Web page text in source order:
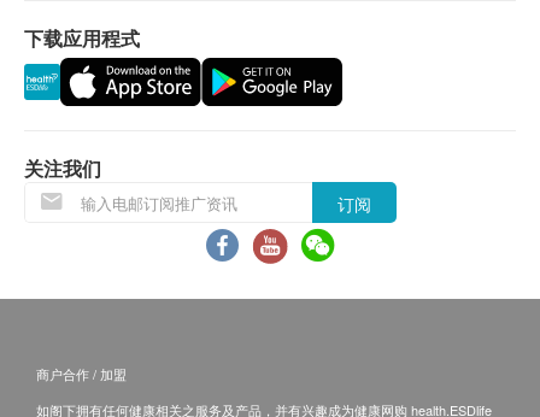
格的医生，作出诊断及治疗。
本服务/产品由商户提供。生活易【健康网购
health.ESDlife】并没有经营或提供本服务/产品。有关
此服务/产品的错漏或延误，或因使用此服务/产品而引
health.ESDlife概不负责。一切有关的索偿或查询，须
向提供服务之体检中心或商户提出。
下载应用程式
关注我们
订阅
商户合作 / 加盟
如阁下拥有任何健康相关之服务及产品，并有兴趣成为健康网购 health.ESDlife